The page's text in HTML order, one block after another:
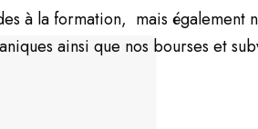
à la formation, mais également
ainsi que nos bourses et